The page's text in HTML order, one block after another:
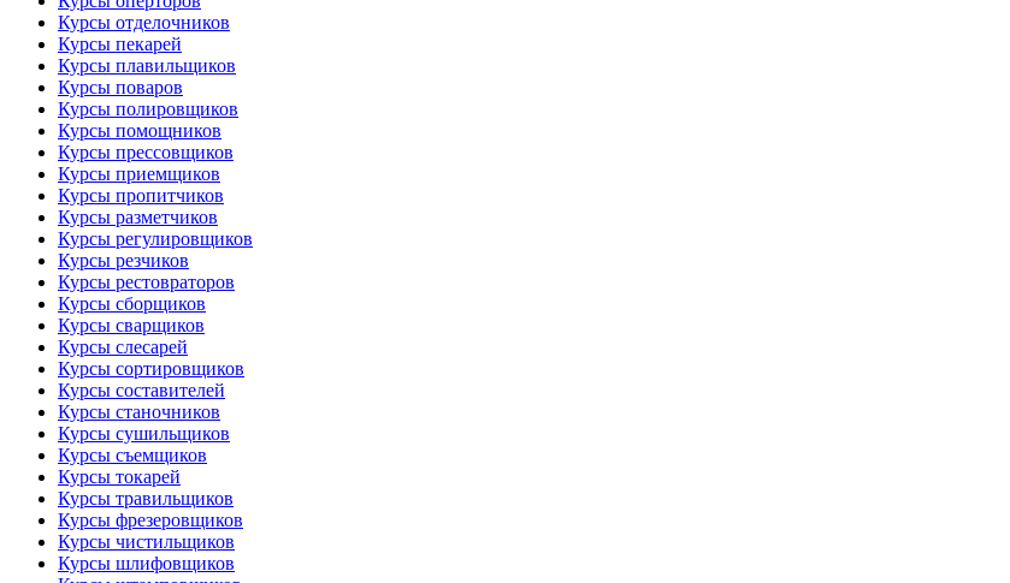
Курсы отделочников
Курсы пекарей
Курсы плавильщиков
Курсы поваров
Курсы полировщиков
Курсы помощников
Курсы прессовщиков
Курсы приемщиков
Курсы пропитчиков
Курсы разметчиков
Курсы регулировщиков
Курсы резчиков
Курсы рестовраторов
Курсы сборщиков
Курсы сварщиков
Курсы слесарей
Курсы сортировщиков
Курсы составителей
Курсы станочников
Курсы сушильщиков
Курсы съемщиков
Курсы токарей
Курсы травильщиков
Курсы фрезеровщиков
Курсы чистильщиков
Курсы шлифовщиков